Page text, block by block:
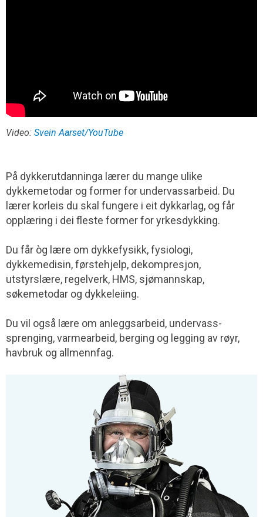
Video: Svein Aarset/YouTube
På dykkerutdanninga lærer du mange ulike
dykkemetodar og former for undervassarbeid. Du
lærer korleis du skal fungere i eit dykkarlag, og får
opplæring i dei fleste former for yrkesdykking.
Du får òg lære om dykkefysikk, fysiologi,
dykkemedisin, førstehjelp, dekompresjon,
utstyrslære, regelverk, HMS, sjømannskap,
søkemetodar og dykkeleiing.
Du vil også lære om anleggsarbeid, undervass-
sprenging, varmearbeid, berging og legging av røyr,
havbruk og allmennfag.